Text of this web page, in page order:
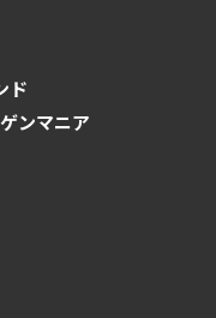
ド
ンマニア